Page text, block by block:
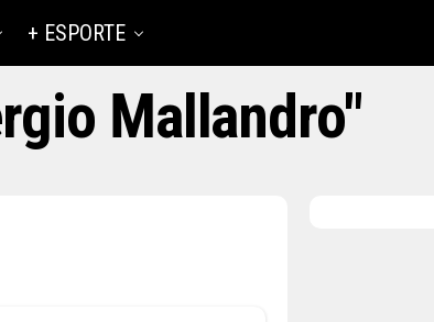
+ ESPORTE
Mallandro"